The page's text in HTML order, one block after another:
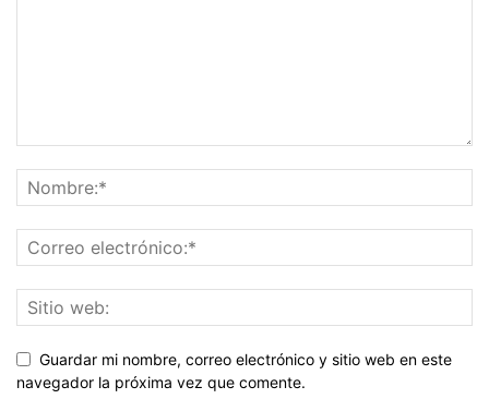
Guardar mi nombre, correo electrónico y sitio web en este
navegador la próxima vez que comente.